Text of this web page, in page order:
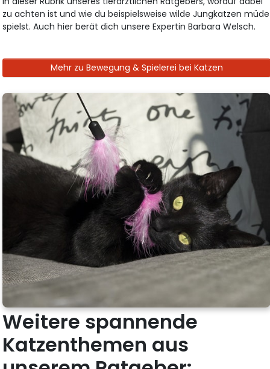
zu achten ist und wie du beispielsweise wilde Jungkatzen müde
spielst. Auch hier berät dich unsere Expertin Barbara Welsch.
Mehr zu Bewegung & Spielerei bei Katzen
Weitere spannende
Katzenthemen aus